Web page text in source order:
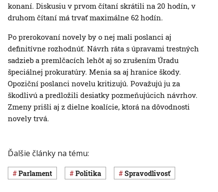
konaní. Diskusiu v prvom čítaní skrátili na 20 hodín, v
druhom čítaní má trvať maximálne 62 hodín.
Po prerokovaní novely by o nej mali poslanci aj
definitívne rozhodnúť. Návrh ráta s úpravami trestných
sadzieb a premlčacích lehôt aj so zrušením Úradu
špeciálnej prokuratúry. Menia sa aj hranice škody.
Opoziční poslanci novelu kritizujú. Považujú ju za
škodlivú a predložili desiatky pozmeňujúcich návrhov.
Zmeny prišli aj z dielne koalície, ktorá na dôvodnosti
novely trvá.
Ďalšie články na tému:
Parlament Politika spravodlivosť